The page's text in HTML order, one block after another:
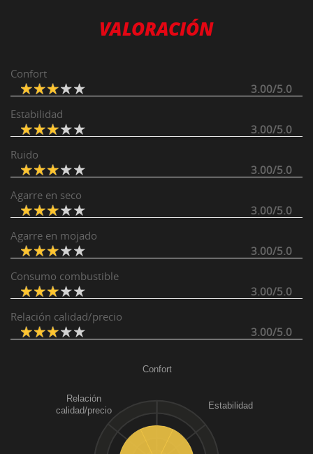
VALORACIÓN
Confort
3.00/5.0
Estabilidad
3.00/5.0
Ruido
3.00/5.0
Agarre en seco
3.00/5.0
Agarre en mojado
3.00/5.0
Consumo combustible
3.00/5.0
Relación calidad/precio
3.00/5.0
Confort
Estabilidad
Relación
calidad/precio